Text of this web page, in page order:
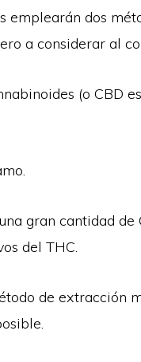
emplearán dos
a considerar al
(o CBD
gran cantidad
del THC.
de extracción